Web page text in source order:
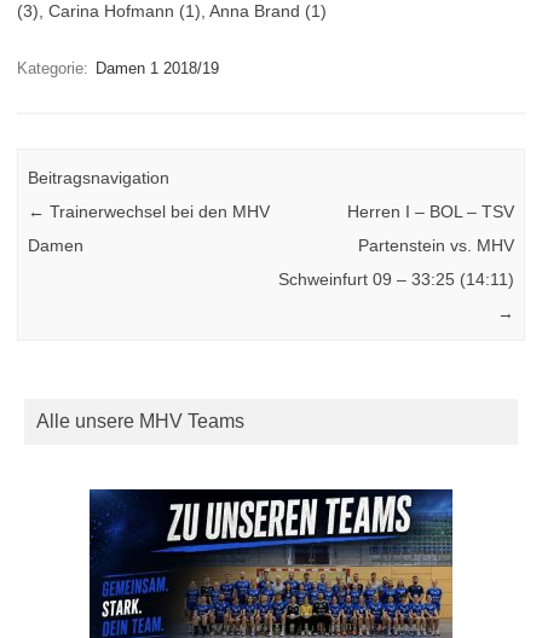
(3), Carina Hofmann (1), Anna Brand (1)
Kategorie: Damen 1 2018/19
Beitragsnavigation
← Trainerwechsel bei den MHV
Damen
Herren I – BOL – TSV
Partenstein vs. MHV
Schweinfurt 09 – 33:25 (14:11)
→
Alle unsere MHV Teams